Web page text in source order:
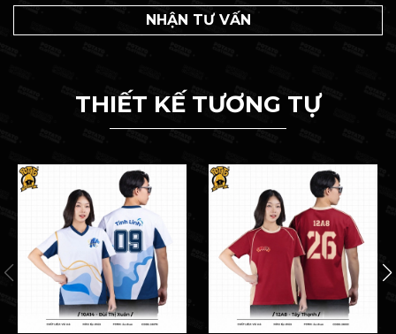
NHẬN TƯ VẤN
THIẾT KẾ TƯƠNG TỰ